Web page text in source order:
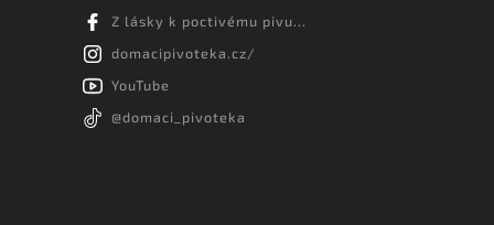
Z lásky k poctivému pivu...
domacipivoteka.cz/
YouTube
@domaci_pivoteka